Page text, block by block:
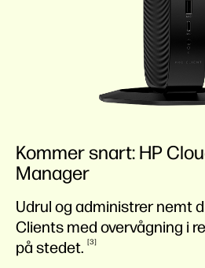
Kommer snart: HP
Manager
Udrul og administrer nemt
Clients med overvågning i
på stedet. 3